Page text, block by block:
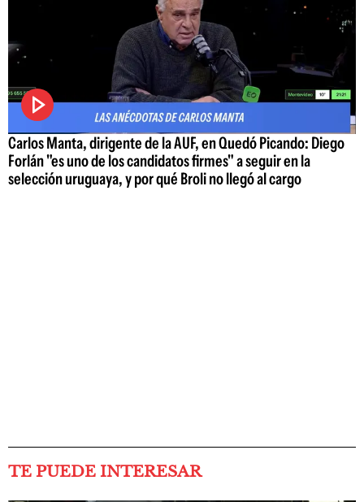
Carlos Manta, dirigente de la AUF, en Quedó Picando: Diego
Forlán "es uno de los candidatos firmes" a seguir en la
selección uruguaya, y por qué Broli no llegó al cargo
TE PUEDE INTERESAR